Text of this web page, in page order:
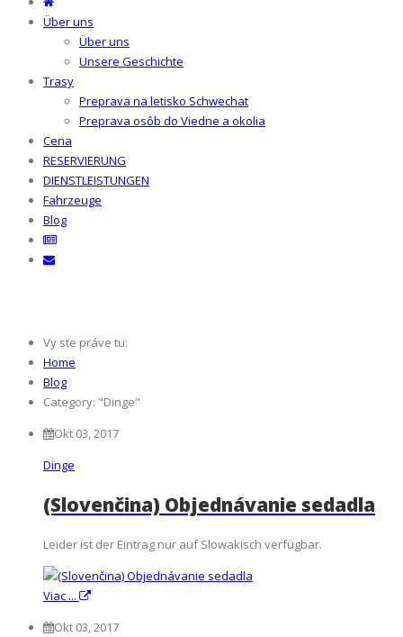
Über uns
Über uns
Unsere Geschichte
Trasy
Preprava na letisko Schwechat
Preprava osôb do Viedne a okolia
Cena
RESERVIERUNG
DIENSTLEISTUNGEN
Fahrzeuge
Blog
Vy ste práve tu:
Home
Blog
Category: "Dinge"
Okt 03, 2017
Dinge
(Slovenčina) Objednávanie sedadla
Leider ist der Eintrag nur auf Slowakisch verfügbar.
Viac ...
Okt 03, 2017